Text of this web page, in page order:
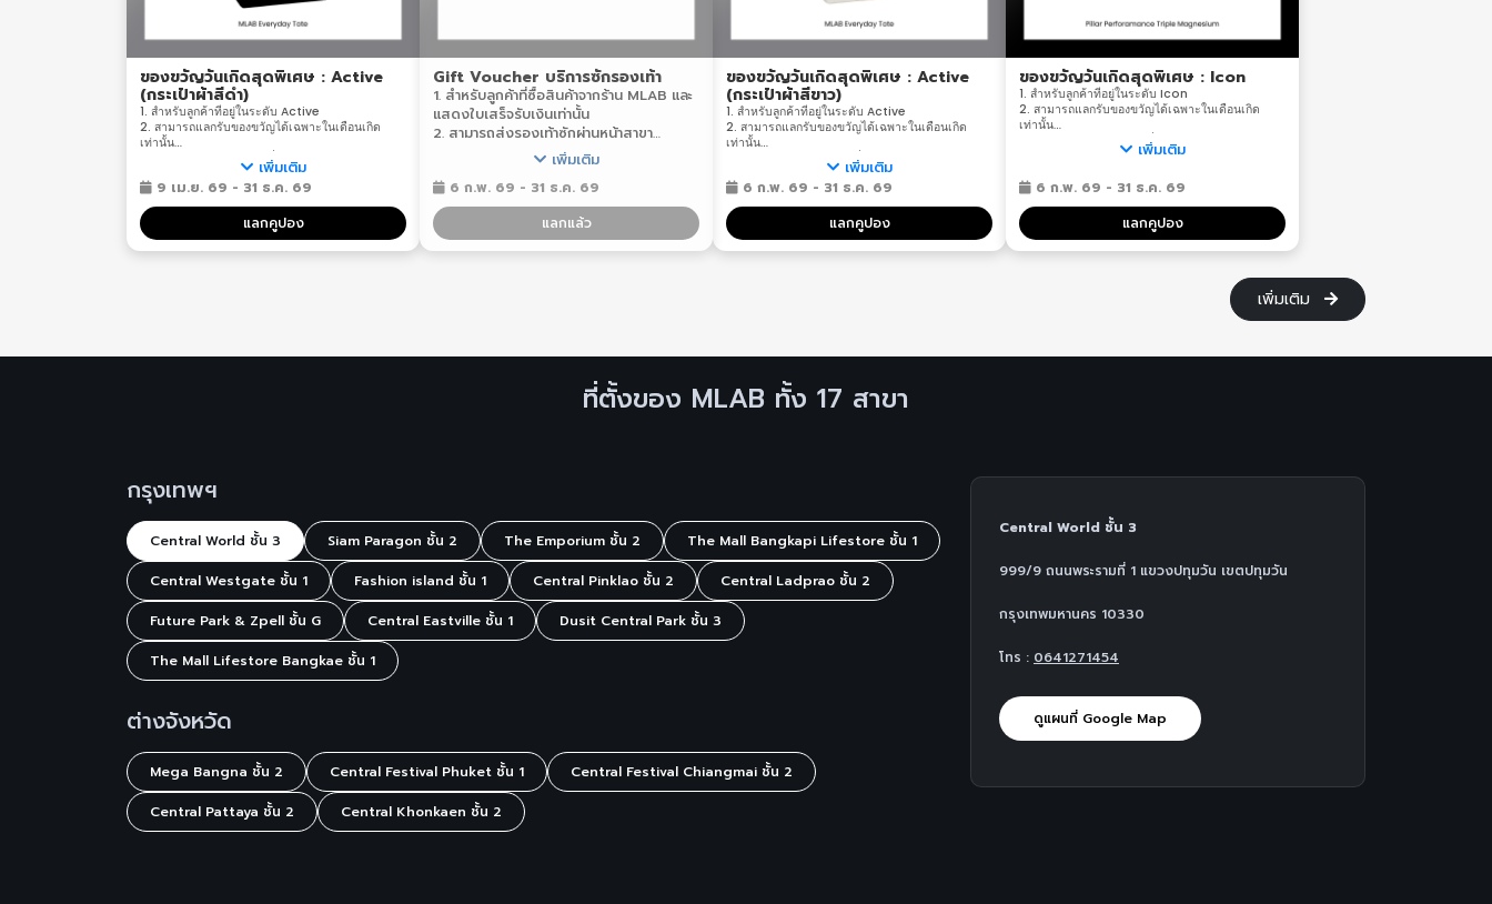
ของขวัญวันเกิดสุดพิเศษ : Active
(กระเป๋าผ้าสีดำ)
1. สำหรับลูกค้าที่อยู่ในระดับ Active
2. สามารถแลกรับของขวัญได้เฉพาะในเดือนเกิด
เท่านั้น
3. สามารถรับของขวัญได้ที่ร้าน MLAB ทุกสาขา ทาง
ร้านจะไม่มีบริการส่งสินค้าให้กับลูกค้าในทุกกรณี
4. สำหรับแลกสินค้าพรีเมียม (กระเป๋าผ้าสีดำ)
*เงื่อนไขเป็นไปตามที่บริษัทกำหนด
เพิ่มเติม
9 เม.ย. 69 - 31 ธ.ค. 69
แลกคูปอง
Gift Voucher บริการซักรองเท้า
1. สำหรับลูกค้าที่ซื้อสินค้าจากร้าน MLAB และ
แสดงใบเสร็จรับเงินเท่านั้น
2. สามารถส่งรองเท้าซักผ่านหน้าสาขา
Central World / Mega Bangna /
Central Ladprao / Siam Paragon /
Emporium / Dusit Park ได้ตั้งแต่เวลา
10.30 - 21.00 น.
3. รอบขนส่งเข้ารับรองเท้าที่สาขาทุกวัน
อังคาร และวันพฤหัสบดี
บริการทุกกรณี
7. ลูกค้าส่งสินค้าที่สาขาใดให้รับคืนที่สาขาเดิม
เท่านั้น และไม่มีการจัดส่งตรงถึงลูกค้าทุก
ด้ายหลุด หรืออาการอื่นๆนอกเหนือจากการซัก
ปกติ ทางร้านขอเก็บค่าบริการเพิ่มเติมตาม
ราคาจริง
10. Voucher ไม่สามารถแลกเปลี่ยนหรือทอน
เป็นเงินสดหรือนำไปใช้ลดราคาสินค้าในร้านได้
ทุกกรณี
*เงื่อนไขเป็นไปตามที่บริษัทกำหนด
เพิ่มเติม
6 ก.พ. 69 - 31 ธ.ค. 69
แลกแล้ว
ของขวัญวันเกิดสุดพิเศษ : Active
(กระเป๋าผ้าสีขาว)
1. สำหรับลูกค้าที่อยู่ในระดับ Active
2. สามารถแลกรับของขวัญได้เฉพาะในเดือนเกิด
เท่านั้น
3. สามารถรับของขวัญได้ที่ร้าน MLAB ทุกสาขา ทาง
ร้านจะไม่มีบริการส่งสินค้าให้กับลูกค้าในทุกกรณี
4. สำหรับแลกสินค้าพรีเมียม (กระเป๋าผ้าสีขาว)
*เงื่อนไขเป็นไปตามที่บริษัทกำหนด
เพิ่มเติม
6 ก.พ. 69 - 31 ธ.ค. 69
แลกคูปอง
ของขวัญวันเกิดสุดพิเศษ : Icon
1. สำหรับลูกค้าที่อยู่ในระดับ Icon
2. สามารถแลกรับของขวัญได้เฉพาะในเดือนเกิด
เท่านั้น
3. สามารถรับของขวัญได้ที่ร้าน MLAB ทุกสาขา ทาง
ร้านจะไม่มีบริการส่งสินค้าให้กับลูกค้าในทุกกรณี
Performance
*เงื่อนไขเป็นไปตามที่บริษัทกำหนด
เพิ่มเติม
6 ก.พ. 69 - 31 ธ.ค. 69
แลกคูปอง
เพิ่มเติม
ที่ตั้งของ MLAB ทั้ง 17 สาขา
กรุงเทพฯ
Central World ชั้น 3 Siam Paragon ชั้น 2 The Emporium ชั้น 2
The Mall Bangkapi Lifestore ชั้น 1
Central Westgate ชั้น 1
Fashion island ชั้น 1 Central Pinklao ชั้น 2
Central Ladprao ชั้น 2
Future Park & Zpell ชั้น G
Central Eastville ชั้น 1
Dusit Central Park ชั้น 3
The Mall Lifestore Bangkae ชั้น 1
ต่างจังหวัด
Mega Bangna ชั้น 2 Central Festival Phuket ชั้น 1
Central Festival Chiangmai ชั้น 2
Central Pattaya ชั้น 2
Central Khonkaen ชั้น 2
Central World ชั้น 3
999/9 ถนนพระรามที่ 1 แขวงปทุมวัน เขตปทุมวัน
กรุงเทพมหานคร 10330
โทร : 0641271454
ดูแผนที่ Google Map